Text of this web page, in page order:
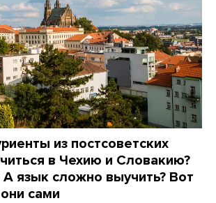
из постсоветских
в Чехию и Словакию?
язык сложно выучить? Вот
сами